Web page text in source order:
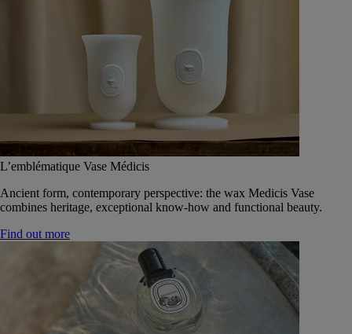
L’emblématique Vase Médicis
Ancient form, contemporary perspective: the wax Medicis Vase
combines heritage, exceptional know-how and functional beauty.
Find out more